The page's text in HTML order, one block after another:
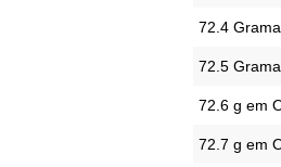
72.4
72.5
72.6 g em
72.7 g em